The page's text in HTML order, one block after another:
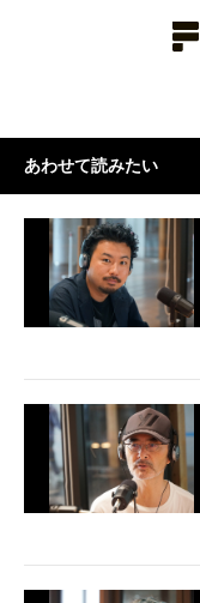
あわせて読みたい